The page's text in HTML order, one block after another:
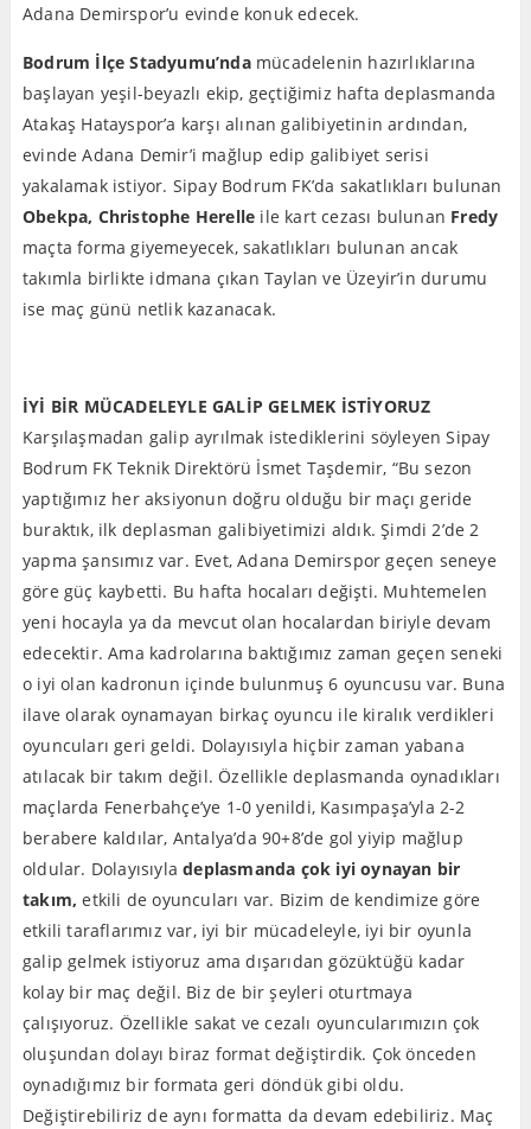
Adana Demirspor’u evinde konuk edecek.
Bodrum İlçe Stadyumu’ndamücadelenin hazırlıklarına
başlayan yeşil-beyazlı ekip, geçtiğimiz hafta deplasmanda
Atakaş Hatayspor’a karşı alınan galibiyetinin ardından,
evinde Adana Demir’i mağlup edip galibiyet serisi
yakalamak istiyor. Sipay Bodrum FK’da sakatlıkları bulunan
Obekpa, Christophe Herelle ile kart cezası bulunan Fredy
maçta forma giyemeyecek, sakatlıkları bulunan ancak
takımla birlikte idmana çıkan Taylan ve Üzeyir’in durumu
ise maç günü netlik kazanacak.
İYİ BİR MÜCADELEYLE GALİP GELMEK İSTİYORUZ
Karşılaşmadan galip ayrılmak istediklerini söyleyen Sipay
Bodrum FK Teknik Direktörü İsmet Taşdemir, “Bu sezon
yaptığımız her aksiyonun doğru olduğu bir maçı geride
buraktık, ilk deplasman galibiyetimizi aldık. Şimdi 2’de 2
yapma şansımız var. Evet, Adana Demirspor geçen seneye
göre güç kaybetti. Bu hafta hocaları değişti. Muhtemelen
yeni hocayla ya da mevcut olan hocalardan biriyle devam
edecektir. Ama kadrolarına baktığımız zaman geçen seneki
o iyi olan kadronun içinde bulunmuş 6 oyuncusu var. Buna
ilave olarak oynamayan birkaç oyuncu ile kiralık verdikleri
oyuncuları geri geldi. Dolayısıyla hiçbir zaman yabana
atılacak bir takım değil. Özellikle deplasmanda oynadıkları
maçlarda Fenerbahçe’ye 1-0 yenildi, Kasımpaşa’yla 2-2
berabere kaldılar, Antalya’da 90+8’de gol yiyip mağlup
oldular. Dolayısıyladeplasmanda çok iyi oynayan bir
takım, etkili de oyuncuları var. Bizim de kendimize göre
etkili taraflarımız var, iyi bir mücadeleyle, iyi bir oyunla
galip gelmek istiyoruz ama dışarıdan gözüktüğü kadar
kolay bir maç değil. Biz de bir şeyleri oturtmaya
çalışıyoruz. Özellikle sakat ve cezalı oyuncularımızın çok
oluşundan dolayı biraz format değiştirdik. Çok önceden
oynadığımız bir formata geri döndük gibi oldu.
Değiştirebiliriz de aynı formatta da devam edebiliriz. Maç